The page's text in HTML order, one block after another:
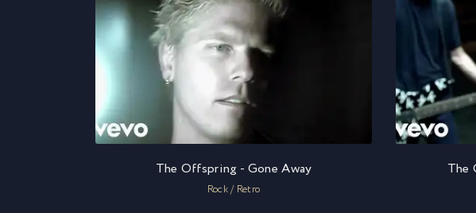
The Offspring - Gone Away
Rock / Retro
The